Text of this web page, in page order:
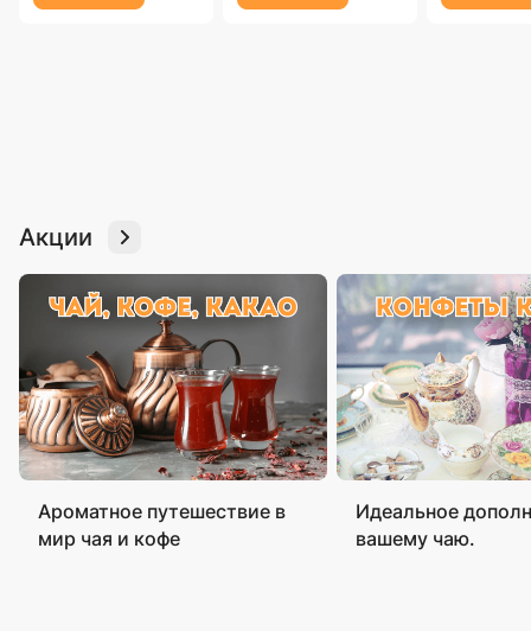
Акции
Ароматное путешествие в
мир чая и кофе
Идеальное
вашему чаю.